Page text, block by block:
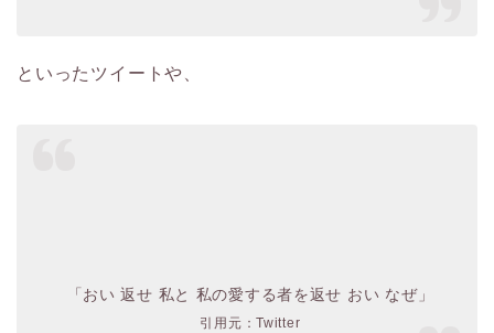
といったツイートや、
「おい 返せ 私と 私の愛する者を返せ おい なぜ」
引用元：Twitter